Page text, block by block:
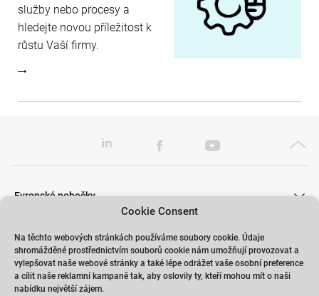
Cookie Consent
Na těchto webových stránkách používáme soubory cookie. Údaje
shromážděné prostřednictvím souborů cookie nám umožňují provozovat a
vylepšovat naše webové stránky a také lépe odrážet vaše osobní preference
a cílit naše reklamní kampaně tak, aby oslovily ty, kteří mohou mít o naši
nabídku největší zájem.
služby nebo procesy a
hledejte novou příležitost k
růstu Vaší firmy.
Evropské pobočky
Školení